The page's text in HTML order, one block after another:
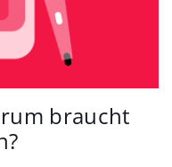
braucht